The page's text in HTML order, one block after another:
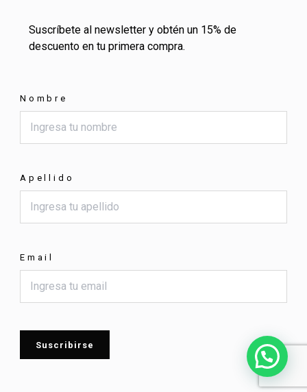
Suscríbete al newsletter y obtén un 15% de
descuento en tu primera compra.
Nombre
Apellido
Email
Suscribirse